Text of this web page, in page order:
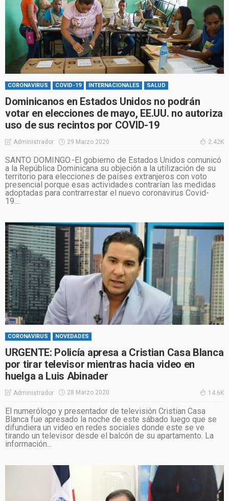
CORONAVIRUS COVID-19 INTERNACIONALES SALUD
Dominicanos en Estados Unidos no podrán
votar en elecciones de mayo, EE.UU. no autoriza
uso de sus recintos por COVID-19
Administrador 29 Marzo 2020 2.42K
SANTO DOMINGO.-El gobierno de Estados Unidos comunicó
a la República Dominicana su objeción a la utilización de su
territorio para elecciones de países extranjeros con voto
presencial porque esas actividades contrarían las medidas
adoptadas para contrarrestar el nuevo coronavirus Covid-
19....
CORONAVIRUS NOVEDADES
URGENTE: Policía apresa a Cristian Casa Blanca
por tirar televisor mientras hacia video en
huelga a Luis Abinader
Administrador 28 Marzo 2020 14.6K
El numerólogo y presentador de televisión Cristian Casa
Blanca fue apresado la noche de este sábado luego que se
difundiera un video en redes sociales donde este se ve
tirando un televisor desde el balcón de su apartamento. La
información...